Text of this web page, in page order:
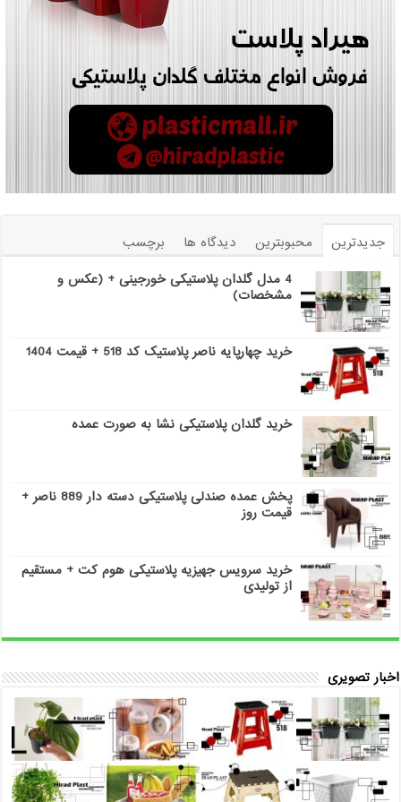
جدیدترین محبوبترین دیدگاه ها
برچسب
4 مدل گلدان پلاستیکی خورجینی + (عکس و
مشخصات)
خرید چهارپایه ناصر پلاستیک کد 518 + قیمت 1404
خرید گلدان پلاستیکی نشا به صورت عمده
پخش عمده صندلی پلاستیکی دسته دار 889 ناصر +
قیمت روز
خرید سرویس جهیزیه پلاستیکی هوم کت + مستقیم
از تولیدی
اخبار تصویری